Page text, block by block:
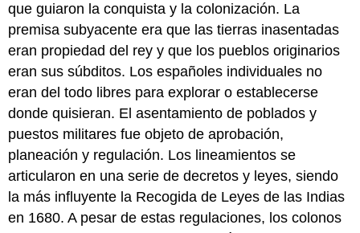
que guiaron la conquista y la colonización. La
premisa subyacente era que las tierras inasentadas
eran propiedad del rey y que los pueblos originarios
eran sus súbditos. Los españoles individuales no
eran del todo libres para explorar o establecerse
donde quisieran. El asentamiento de poblados y
puestos militares fue objeto de aprobación,
planeación y regulación. Los lineamientos se
articularon en una serie de decretos y leyes, siendo
la más influyente la Recogida de Leyes de las Indias
en 1680. A pesar de estas regulaciones, los colonos